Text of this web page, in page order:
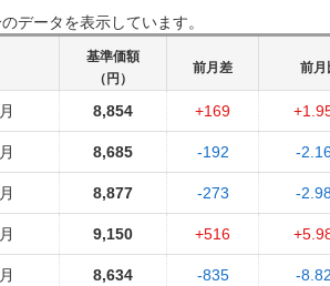
データを表示しています。
基準価額
（円）
前月差 前月
8,854 +169
8,685 -192 -
8,877 -273 -
9,150 +516
8,634 -835 -